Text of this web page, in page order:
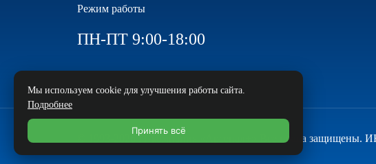
Режим работы
ПН-ПТ 9:00-18:00
© 1993-2026 IT-компания «Арсенал+» Все права защищены.
Мы используем cookie для улучшения работы сайта.
Подробнее
Принять всё